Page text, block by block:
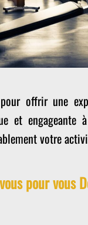
offrir une
et engageante
votre
pour vous